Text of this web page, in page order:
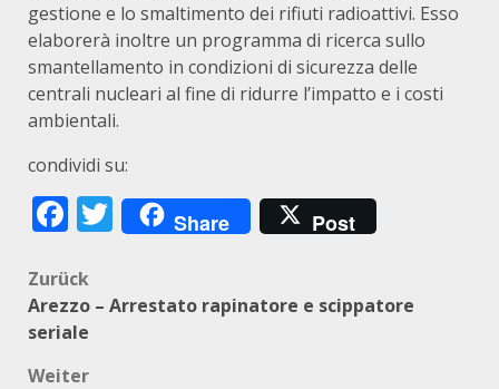
gestione e lo smaltimento dei rifiuti radioattivi. Esso
elaborerà inoltre un programma di ricerca sullo
smantellamento in condizioni di sicurezza delle
centrali nucleari al fine di ridurre l’impatto e i costi
ambientali.
condividi su:
Facebook
Twitter
Share Post
Beitragsnavigation
Zurück
Arezzo – Arrestato rapinatore e scippatore
seriale
Weiter